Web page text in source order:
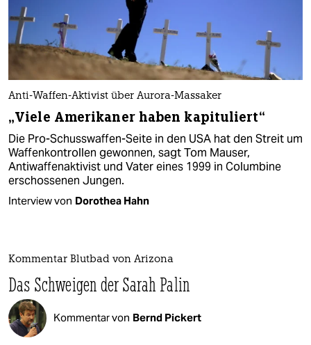
Anti-Waffen-Aktivist über Aurora-Massaker
„Viele Amerikaner haben kapituliert“
Die Pro-Schusswaffen-Seite in den USA hat den Streit um
Waffenkontrollen gewonnen, sagt Tom Mauser,
Antiwaffenaktivist und Vater eines 1999 in Columbine
erschossenen Jungen.
Interview von Dorothea Hahn
Kommentar Blutbad von Arizona
Das Schweigen der Sarah Palin
Kommentar von Bernd Pickert